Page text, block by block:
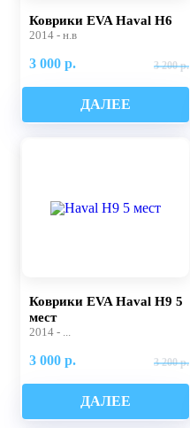
Коврики EVA Haval H6
2014 - н.в
3 000 р. 3 200 р.
ДАЛЕЕ
Коврики EVA Haval H9 5
мест
2014 - ...
3 000 р. 3 200 р.
ДАЛЕЕ